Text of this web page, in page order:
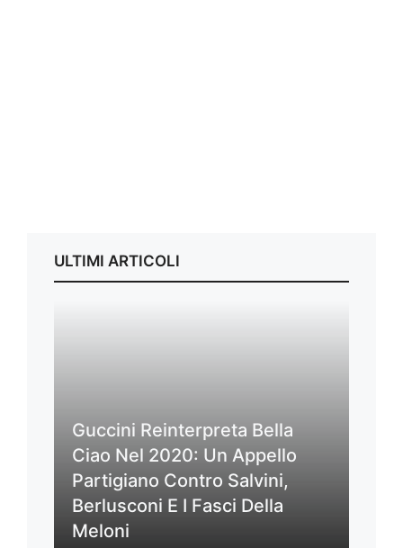
ULTIMI ARTICOLI
Guccini Reinterpreta Bella
Ciao Nel 2020: Un Appello
Partigiano Contro Salvini,
Berlusconi E I Fasci Della
Meloni